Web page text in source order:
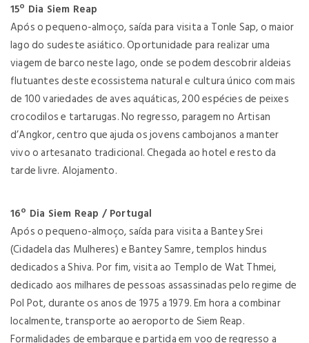
15º Dia Siem Reap
Após o pequeno-almoço, saída para visita a Tonle Sap, o maior
lago do sudeste asiático. Oportunidade para realizar uma
viagem de barco neste lago, onde se podem descobrir aldeias
flutuantes deste ecossistema natural e cultura único com mais
de 100 variedades de aves aquáticas, 200 espécies de peixes
crocodilos e tartarugas. No regresso, paragem no Artisan
d’Angkor, centro que ajuda os jovens cambojanos a manter
vivo o artesanato tradicional. Chegada ao hotel e resto da
tarde livre. Alojamento.
16º Dia Siem Reap / Portugal
Após o pequeno-almoço, saída para visita a Bantey Srei
(Cidadela das Mulheres) e Bantey Samre, templos hindus
dedicados a Shiva. Por fim, visita ao Templo de Wat Thmei,
dedicado aos milhares de pessoas assassinadas pelo regime de
Pol Pot, durante os anos de 1975 a 1979. Em hora a combinar
localmente, transporte ao aeroporto de Siem Reap.
Formalidades de embarque e partida em voo de regresso a